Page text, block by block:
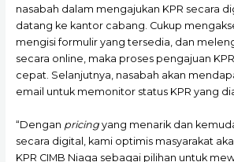
nasabah dalam mengajukan KPR secara
datang ke kantor cabang. Cukup
mengisi formulir yang tersedia, dan
secara online, maka proses pengajuan
cepat. Selanjutnya, nasabah akan
email untuk memonitor status KPR yang
“Dengan pricingyang menarik dan
secara digital, kami optimis masyarakat
KPR CIMB Niaga sebagai pilihan untuk